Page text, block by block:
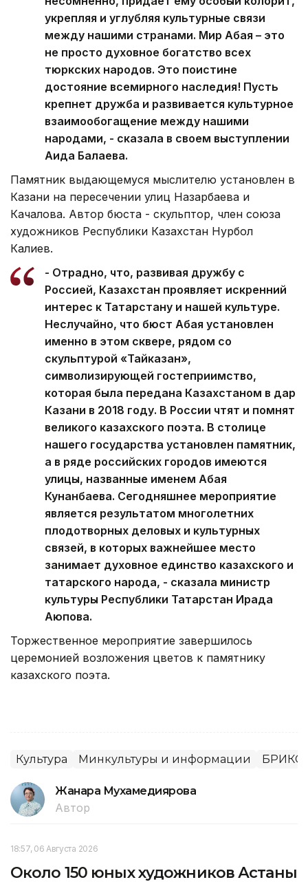
укрепляя и углубляя культурные связи
между нашими странами. Мир Абая – это
не просто духовное богатство всех
тюркских народов. Это поистине
достояние всемирного наследия! Пусть
крепнет дружба и развивается культурное
взаимообогащение между нашими
народами, - сказала в своем выступлении
Аида Балаева.
Памятник выдающемуся мыслителю установлен в
Казани на пересечении улиц Назарбаева и
Качалова. Автор бюста - скульптор, член союза
художников Республики Казахстан Нурбол
Калиев.
- Отрадно, что, развивая дружбу с
Россией, Казахстан проявляет искренний
интерес к Татарстану и нашей культуре.
Неслучайно, что бюст Абая установлен
именно в этом сквере, рядом со
скульптурой «Тайказан»,
символизирующей гостеприимство,
которая была передана Казахстаном в дар
Казани в 2018 году. В России чтят и помнят
великого казахского поэта. В столице
нашего государства установлен памятник,
а в ряде российских городов имеются
улицы, названные именем Абая
Кунанбаева. Сегодняшнее мероприятие
является результатом многолетних
плодотворных деловых и культурных
связей, в которых важнейшее место
занимает духовное единство казахского и
татарского народа, - сказала министр
культуры Республики Татарстан Ирада
Аюпова.
Торжественное мероприятие завершилось
церемонией возложения цветов к памятнику
казахского поэта.
Культура Минкультуры и информации БРИКС
Жанара Мухамедиярова
Автор
18:57, 06 Августа 2026
Около 150 юных художников Астаны